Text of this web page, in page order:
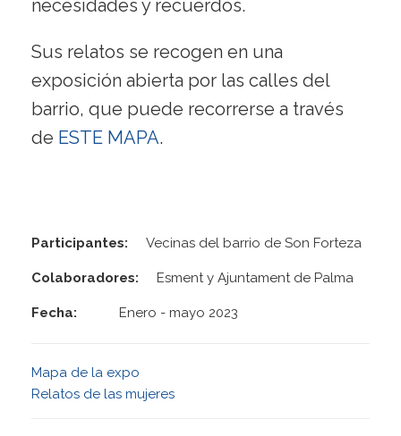
necesidades y recuerdos.
Sus relatos se recogen en una
exposición abierta por las calles del
barrio, que puede recorrerse a través
de ESTE MAPA.
Participantes: Vecinas del barrio de Son Forteza
Colaboradores: Esment y Ajuntament de Palma
Fecha: Enero - mayo 2023
Mapa de la expo
Relatos de las mujeres